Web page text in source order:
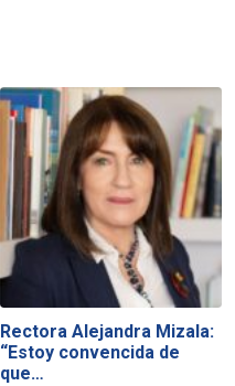
Rectora Alejandra Mizala:
“Estoy convencida de
que…